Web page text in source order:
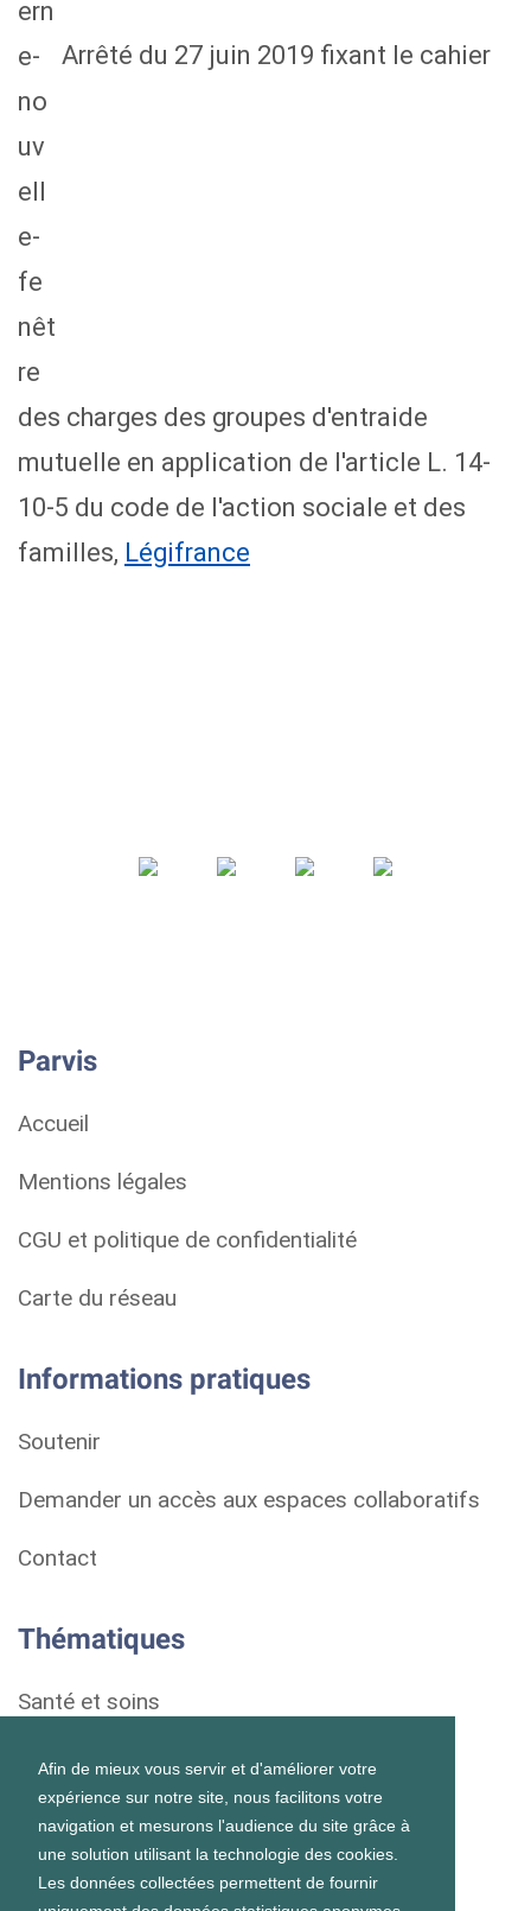
Afin de mieux vous servir et d'améliorer votre
expérience sur notre site, nous facilitons votre
navigation et mesurons l'audience du site grâce à
une solution utilisant la technologie des cookies.
Les données collectées permettent de fournir
Arrêté du 27 juin 2019 fixant le cahier
des charges des groupes d'entraide
mutuelle en application de l'article L. 14-
10-5 du code de l'action sociale et des
familles, Légifrance
Parvis
Accueil
Mentions légales
CGU et politique de confidentialité
Carte du réseau
Informations pratiques
Soutenir
Demander un accès aux espaces collaboratifs
Contact
Thématiques
Santé et soins
Droits et démarches
Habitat
Formation et vie scolaire